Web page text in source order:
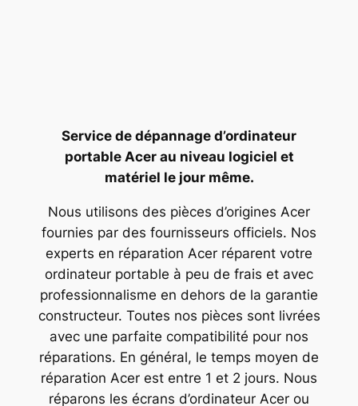
Service de dépannage d’ordinateur
portable Acer au niveau logiciel et
matériel le jour même.
Nous utilisons des pièces d’origines Acer
fournies par des fournisseurs officiels. Nos
experts en réparation Acer réparent votre
ordinateur portable à peu de frais et avec
professionnalisme en dehors de la garantie
constructeur. Toutes nos pièces sont livrées
avec une parfaite compatibilité pour nos
réparations. En général, le temps moyen de
réparation Acer est entre 1 et 2 jours. Nous
réparons les écrans d’ordinateur Acer ou